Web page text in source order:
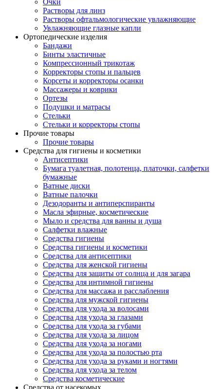
Очки
Растворы для линз
Растворы офтальмологические увлажняющие
Увлажняющие глазные капли
Ортопедические изделия
Бандажи
Бинты эластичные
Компрессионный трикотаж
Корректоры стопы и пальцев
Корсеты и корректоры осанки
Массажеры и коврики
Ортезы
Подушки и матрасы
Стельки
Стельки и корректоры стопы
Прочие товары
Прочие товары
Средства для гигиены и косметики
Антисептики
Бумага туалетная, полотенца, платочки, салфетки
бумажные
Ватные диски
Ватные палочки
Дезодоранты и антиперспиранты
Масла эфирные, косметические
Мыло и средства для ванны и душа
Салфетки влажные
Средства гигиены
Средства гигиены и косметики
Средства для антисептики
Средства для женской гигиены
Средства для защиты от солнца и для загара
Средства для интимной гигиены
Средства для массажа и расслабления
Средства для мужской гигиены
Средства для ухода за волосами
Средства для ухода за глазами
Средства для ухода за губами
Средства для ухода за лицом
Средства для ухода за ногами
Средства для ухода за полостью рта
Средства для ухода за руками и ногтями
Средства для ухода за телом
Средства косметические
Средства от насекомых